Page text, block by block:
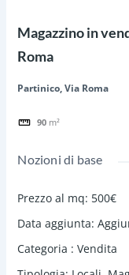
Magazzino in
Roma
Partinico, Via Roma
90 m²
Nozioni di base
Prezzo al mq: 500€
Data aggiunta:
Categoria : Vendita